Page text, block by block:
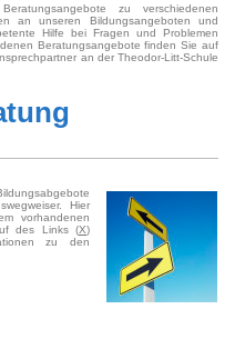
zu verschiedenen
an unseren Bildungsangeboten und
Hilfe bei Fragen und Problemen
Beratungsangebote finden Sie auf
an der Theodor-Litt-Schule
Hier
vorhandenen
des Links (X)
zu den